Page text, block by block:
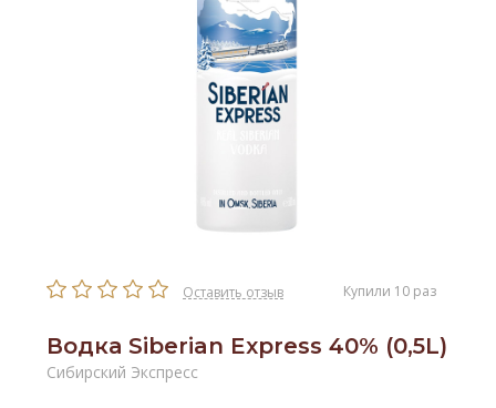
Оставить отзыв Купили 10 раз
Водка Siberian Express 40% (0,5L)
Сибирский Экспресс